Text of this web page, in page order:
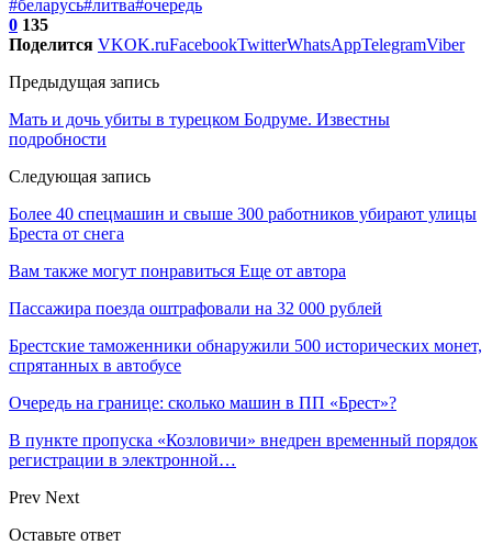
#беларусь#литва#очередь
0 135
Поделится VKOK.ruFacebookTwitterWhatsAppTelegramViber
Предыдущая запись
Мать и дочь убиты в турецком Бодруме. Известны
подробности
Следующая запись
Более 40 спецмашин и свыше 300 работников убирают улицы
Бреста от снега
Вам также могут понравиться Еще от автора
Пассажира поезда оштрафовали на 32 000 рублей
Брестские таможенники обнаружили 500 исторических монет,
спрятанных в автобусе
Очередь на границе: сколько машин в ПП «Брест»?
В пункте пропуска «Козловичи» внедрен временный порядок
регистрации в электронной…
Prev Next
Оставьте ответ